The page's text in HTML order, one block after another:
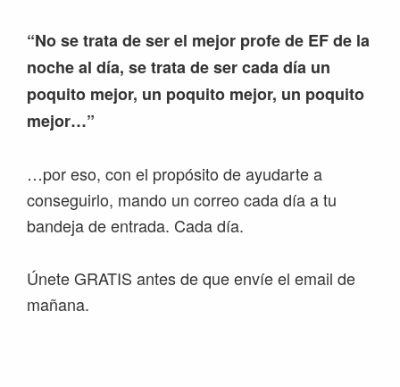
“No se trata de ser el mejor profe de EF de la
noche al día, se trata de ser cada día un
poquito mejor, un poquito mejor, un poquito
mejor…”
…por eso, con el propósito de ayudarte a
conseguirlo, mando un correo cada día a tu
bandeja de entrada. Cada día.
Únete GRATIS antes de que envíe el email de
mañana.